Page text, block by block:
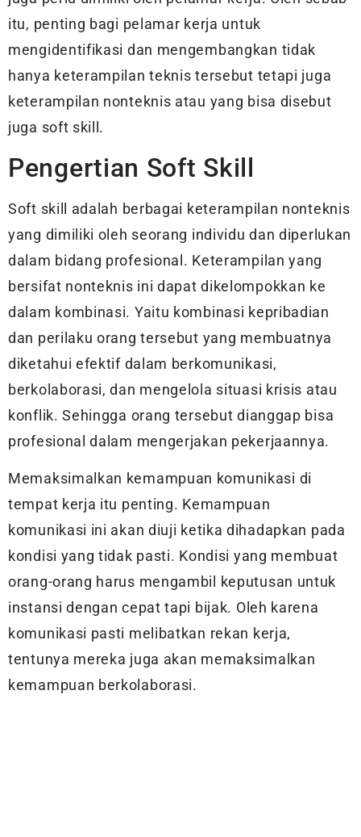
itu, penting bagi pelamar kerja untuk
mengidentifikasi dan mengembangkan tidak
hanya keterampilan teknis tersebut tetapi juga
keterampilan nonteknis atau yang bisa disebut
juga soft skill.
Pengertian Soft Skill
Soft skill adalah berbagai keterampilan nonteknis
yang dimiliki oleh seorang individu dan diperlukan
dalam bidang profesional. Keterampilan yang
bersifat nonteknis ini dapat dikelompokkan ke
dalam kombinasi. Yaitu kombinasi kepribadian
dan perilaku orang tersebut yang membuatnya
diketahui efektif dalam berkomunikasi,
berkolaborasi, dan mengelola situasi krisis atau
konflik. Sehingga orang tersebut dianggap bisa
profesional dalam mengerjakan pekerjaannya.
Memaksimalkan kemampuan komunikasi di
tempat kerja itu penting. Kemampuan
komunikasi ini akan diuji ketika dihadapkan pada
kondisi yang tidak pasti. Kondisi yang membuat
orang-orang harus mengambil keputusan untuk
instansi dengan cepat tapi bijak. Oleh karena
komunikasi pasti melibatkan rekan kerja,
tentunya mereka juga akan memaksimalkan
kemampuan berkolaborasi.